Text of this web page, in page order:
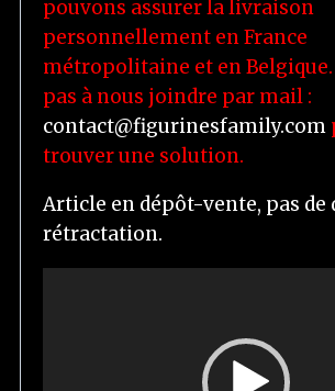
pouvons assurer la livraison
personnellement en France
métropolitaine et en Belgique.
pas à nous joindre par mail :
contact@figurinesfamily.com
trouver une solution.
Article en dépôt-vente, pas de
rétractation.